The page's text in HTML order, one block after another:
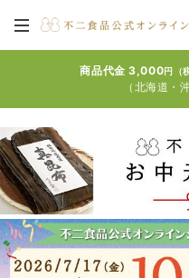
商品代金 3,000円（
（北海道・